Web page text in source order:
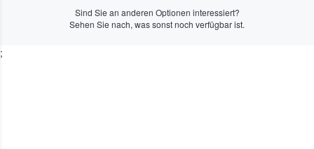
Sind Sie an anderen Optionen interessiert?
Sehen Sie nach, was sonst noch verfügbar ist.
;